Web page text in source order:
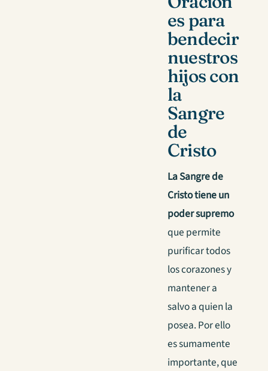
es para
bendecir
nuestros
hijos con
la
Sangre
de
Cristo
La Sangre de
Cristo tiene un
poder supremo
que permite
purificar todos
los corazones y
mantener a
salvo a quien la
posea. Por ello
es sumamente
importante, que